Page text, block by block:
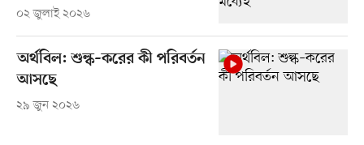
০২ জুলাই ২০২৬
অর্থবিল: শুল্ক–করের কী পরিবর্তন
আসছে
২৯ জুন ২০২৬